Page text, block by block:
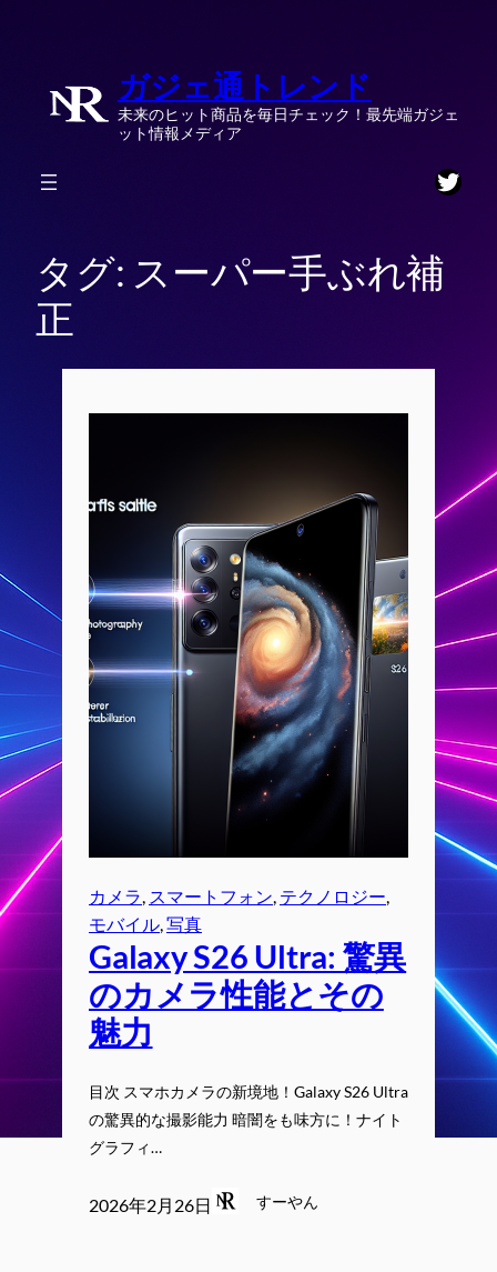
ガジェ通トレンド
未来のヒット商品を毎日チェック！最先端ガジェ
ット情報メディア
タグ: スーパー手ぶれ補
正
カメラ, スマートフォン, テクノロジー
モバイル, 写真
Galaxy S26 Ultra: 驚異
のカメラ性能とその
魅力
目次 スマホカメラの新境地！Galaxy S26 Ultra
の驚異的な撮影能力 暗闇をも味方に！ナイト
グラフィ…
2026年2月26日 すーやん